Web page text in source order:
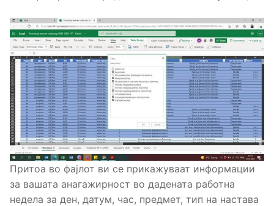
Притоа во фајлот ви се прикажуваат информации
за вашата анагажирност во дадената работна
недела за ден, датум, час, предмет, тип на настава